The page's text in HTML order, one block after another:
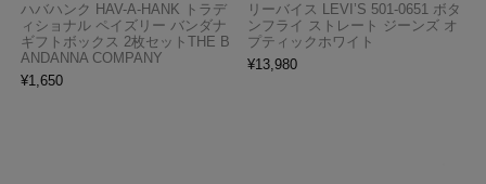
ハバハンク HAV-A-HANK トラデ
ィショナル ペイズリー バンダナ
ギフトボックス 2枚セットTHE B
ANDANNA COMPANY
¥1,650
リーバイス LEVI’S 501-0651 ボタ
ンフライ ストレート ジーンズ オ
プティックホワイト
¥13,980